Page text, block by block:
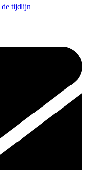
de tijdlijn